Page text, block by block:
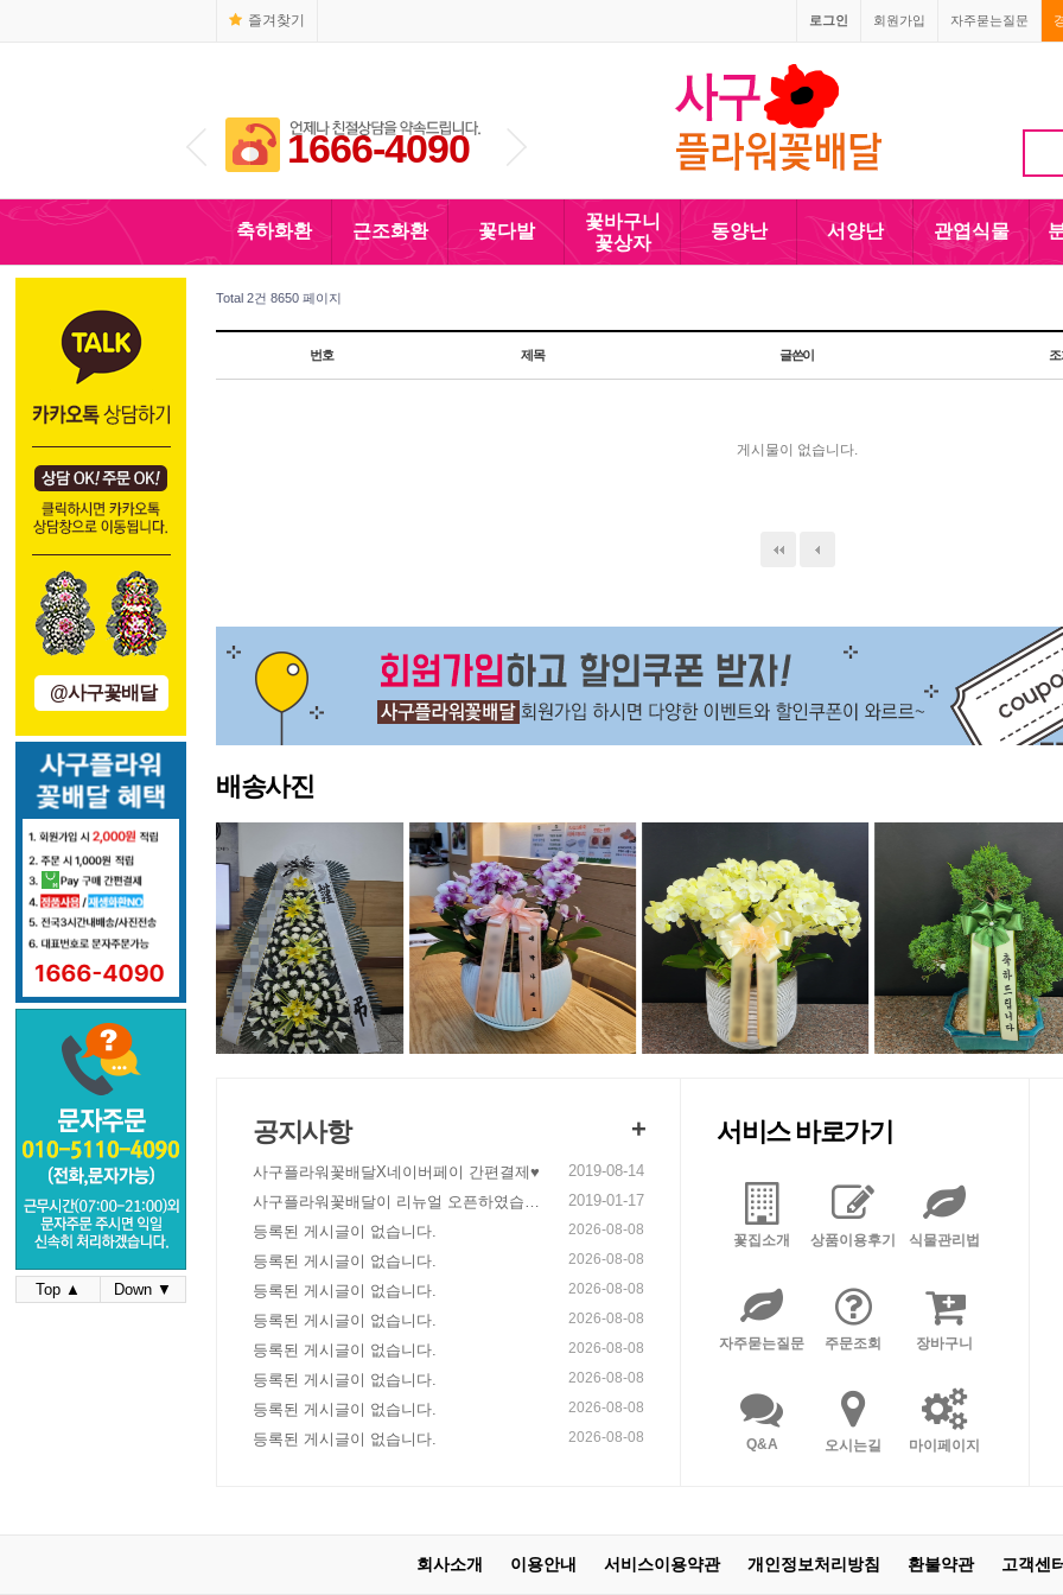
즐겨찾기 자주묻는질문
회원가입
로그인
1666-4090 010-5110-4090
축하화환 근조화환 꽃다발
꽃바구니
꽃상자
동양난 서양난 관엽식물
@사구꽃배달
Top ▲ Down ▼
Total 2건 8650 페이지
번호 제목 글쓴이
게시물이 없습니다.
배송사진
공지사항 +
사구플라워꽃배달X네이버페이 간편결제♥
2019-08-14
사구플라워꽃배달이 리뉴얼 오픈하였습니
다!
2019-01-17
등록된 게시글이 없습니다.
2026-08-08
등록된 게시글이 없습니다. 2026-08-08
등록된 게시글이 없습니다. 2026-08-08
등록된 게시글이 없습니다. 2026-08-08
등록된 게시글이 없습니다. 2026-08-08
등록된 게시글이 없습니다. 2026-08-08
등록된 게시글이 없습니다. 2026-08-08
등록된 게시글이 없습니다. 2026-08-08
서비스 바로가기
꽃집소개 상품이용후기 식물관리법
자주묻는질문 주문조회 장바구니
Q&A 오시는길 마이페이지
회사소개 이용안내 서비스이용약관 개인정보처리방침 환불약관 고객센